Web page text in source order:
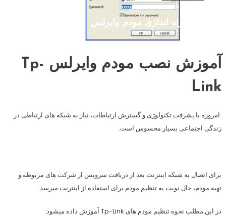
باران
روش راه اندازی مودم وایرلس
آموزش نصب مودم وایرلس Tp-
Link
امروزه با پشرفت تکنولوژی و گسترش ارتباطات، نیاز به شبکه های ارتباطی در
زندگی اجتماعی بسیار محسوس است.
برای اتصال به شبکه اینترنت بعد از دریافت سرویس از شرکت های مربوطه و
تهیه مودم، حال نوبت به تنظیم مودم برای استفاده از اینترنت میرسد.
در این مطلب نحوه تنظیم مودم های Tp-Link آموزش داده میشود.